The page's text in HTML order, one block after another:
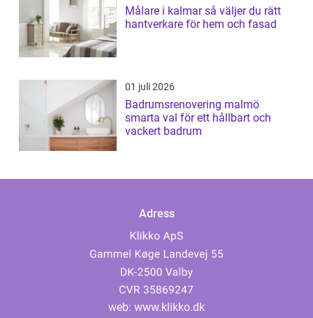
Målare i kalmar så väljer du rätt
hantverkare för hem och fasad
01 juli 2026
Badrumsrenovering malmö
smarta val för ett hållbart och
vackert badrum
Adress
web: www.klikko.dk